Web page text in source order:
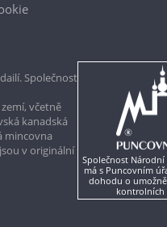
Společnost
včetně
kanadská
mincovna
v originální
Společnost Národní
má s Puncovním
dohodu o
kontrolních